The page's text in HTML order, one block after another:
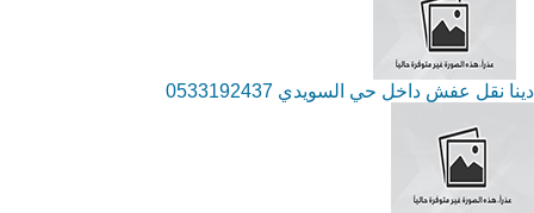
دينا نقل عفش داخل حي السويدي 0533192437